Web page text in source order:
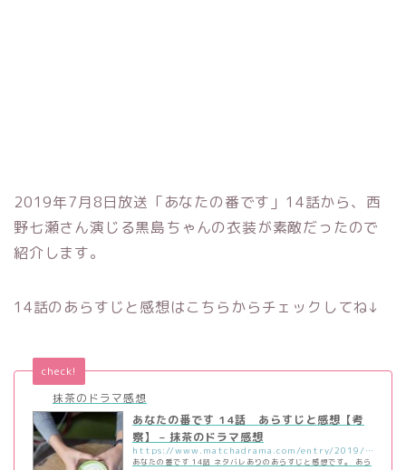
2019年7月8日放送「あなたの番です」14話から、西
野七瀬さん演じる黒島ちゃんの衣装が素敵だったので
紹介します。
14話のあらすじと感想はこちらからチェックしてね↓
抹茶のドラマ感想
check!
あなたの番です 14話 あらすじと感想【考
察】 – 抹茶のドラマ感想
https://www.matchadrama.com/entry/2019/07/30/094214
あなたの番です 14話 ネタバレありのあらすじと感想です。 あら